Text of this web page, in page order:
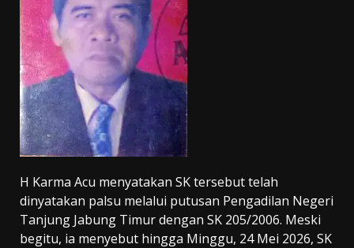
H Karma Acu menyatakan SK tersebut telah
dinyatakan palsu melalui putusan Pengadilan Negeri
Tanjung Jabung Timur dengan SK 205/2006. Meski
begitu, ia menyebut hingga Minggu, 24 Mei 2026, SK